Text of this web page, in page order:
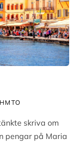
skriva om
pengar på Maria